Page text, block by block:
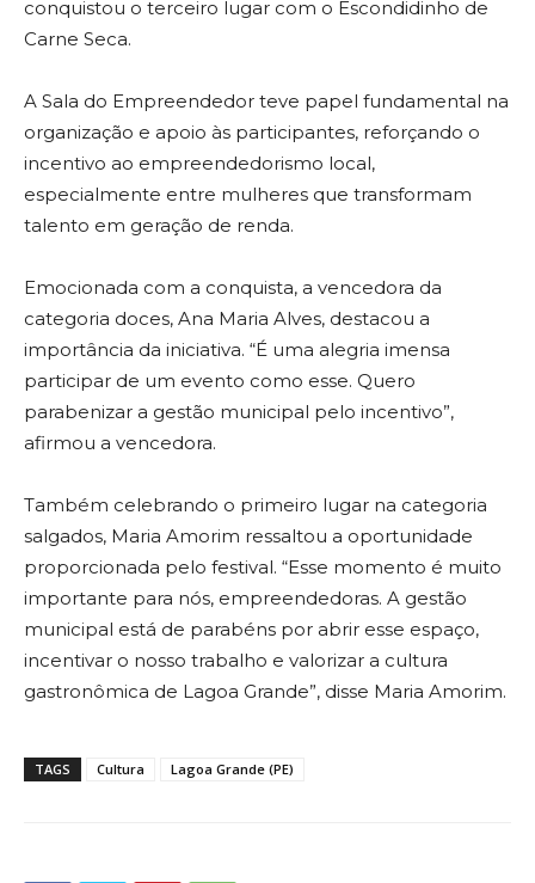
conquistou o terceiro lugar com o Escondidinho de
Carne Seca.
A Sala do Empreendedor teve papel fundamental na
organização e apoio às participantes, reforçando o
incentivo ao empreendedorismo local,
especialmente entre mulheres que transformam
talento em geração de renda.
Emocionada com a conquista, a vencedora da
categoria doces, Ana Maria Alves, destacou a
importância da iniciativa. “É uma alegria imensa
participar de um evento como esse. Quero
parabenizar a gestão municipal pelo incentivo”,
afirmou a vencedora.
Também celebrando o primeiro lugar na categoria
salgados, Maria Amorim ressaltou a oportunidade
proporcionada pelo festival. “Esse momento é muito
importante para nós, empreendedoras. A gestão
municipal está de parabéns por abrir esse espaço,
incentivar o nosso trabalho e valorizar a cultura
gastronômica de Lagoa Grande”, disse Maria Amorim.
TAGS Cultura Lagoa Grande (PE)